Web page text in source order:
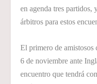
en agenda tres
árbitros para estos
El primero de amistosos
6 de noviembre ante
encuentro que tendrá